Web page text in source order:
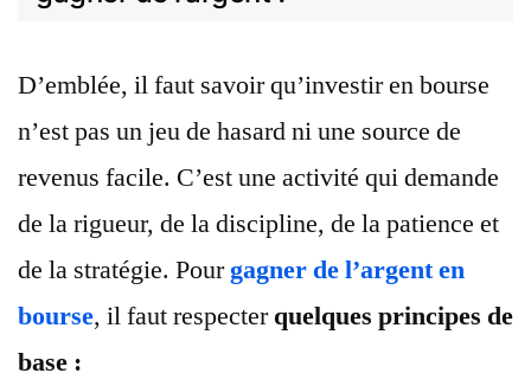
D’emblée, il faut savoir qu’investir en bourse
n’est pas un jeu de hasard ni une source de
revenus facile. C’est une activité qui demande
de la rigueur, de la discipline, de la patience et
de la stratégie. Pourgagner de l’argent en
bourse, il faut respecterquelques principes de
base :